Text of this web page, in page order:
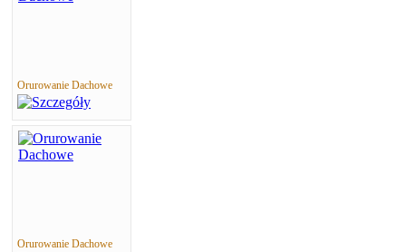
Orurowanie Dachowe
Orurowanie Dachowe